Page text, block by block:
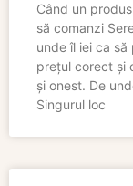
Când un
să comanzi
unde îl iei ca
prețul corect și
și onest. De
Singurul loc